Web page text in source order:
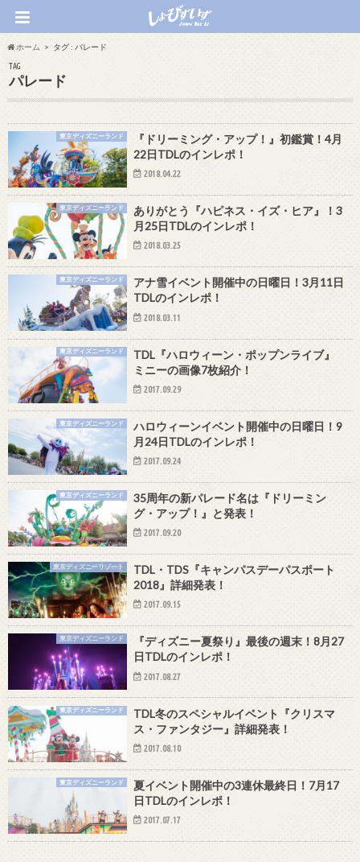
ホーム タグ : パレード
TAG
パレード
東京ディズニーランド
『ドリーミング・アップ！』初鑑賞！4月
22日TDLのインレポ！
2018.04.22
東京ディズニーランド
ありがとう『ハピネス・イズ・ヒア』！3
月25日TDLのインレポ！
2018.03.25
東京ディズニーランド
アナ雪イベント開催中の日曜日！3月11日
TDLのインレポ！
2018.03.11
東京ディズニーランド
TDL『ハロウィーン・ポップンライブ』
ミニーの画像7枚紹介！
2017.09.29
東京ディズニーランド
ハロウィーンイベント開催中の日曜日！9
月24日TDLのインレポ！
2017.09.24
東京ディズニーランド
35周年の新パレード名は『ドリーミン
グ・アップ！』と発表！
2017.09.20
東京ディズニーリゾート
TDL・TDS『キャンパスデーパスポート
2018』詳細発表！
2017.09.15
東京ディズニーランド
『ディズニー夏祭り』最後の週末！8月27
日TDLのインレポ！
2017.08.27
東京ディズニーランド
TDL冬のスペシャルイベント『クリスマ
ス・ファンタジー』詳細発表！
2017.08.10
東京ディズニーランド
夏イベント開催中の3連休最終日！7月17
日TDLのインレポ！
2017.07.17